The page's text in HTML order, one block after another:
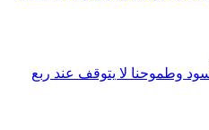
وطموحنا لا يتوقف عند ربع